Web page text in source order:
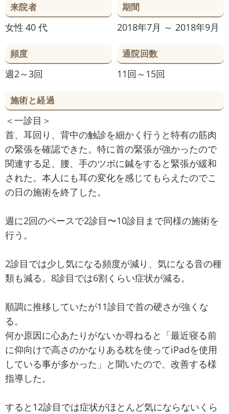
来院者
女性 40 代
期間
2018年7月 ～ 2018年9月
頻度
週2～3回
通院回数
11回～15回
施術と経過
＜一診目＞
首、耳回り、背中の触診を細かく行うと特有の筋肉
の緊張を確認できた。特に首の緊張が強かったので
関連する足、腰、手のツボに鍼をすると緊張が緩和
された。本人にも耳の変化を感じてもらえたのでこ
の日の施術を終了した。
週に2回のペースで2診目〜10診目まで同様の施術を
行う。
2診目では少し気になる頻度が減り、気になる音の種
類も減る。8診目では6割くらい症状が減る。
順調に推移していたが11診目で首の硬さが強くな
る。
何か原因に心あたりがないか尋ねると「最近寝る前
に仰向けで高さのかなりある枕を使ってiPadを使用
している事が多かった」と聞いたので、改善する様
指導した。
すると12診目では症状がほとんど気にならないくら